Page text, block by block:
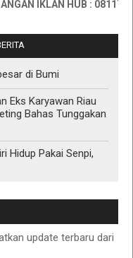
IKLAN HUB : 0811767335
di Bumi
Eks Karyawan Riau
Bahas Tunggakan
Hidup Pakai Senpi,
update terbaru dari